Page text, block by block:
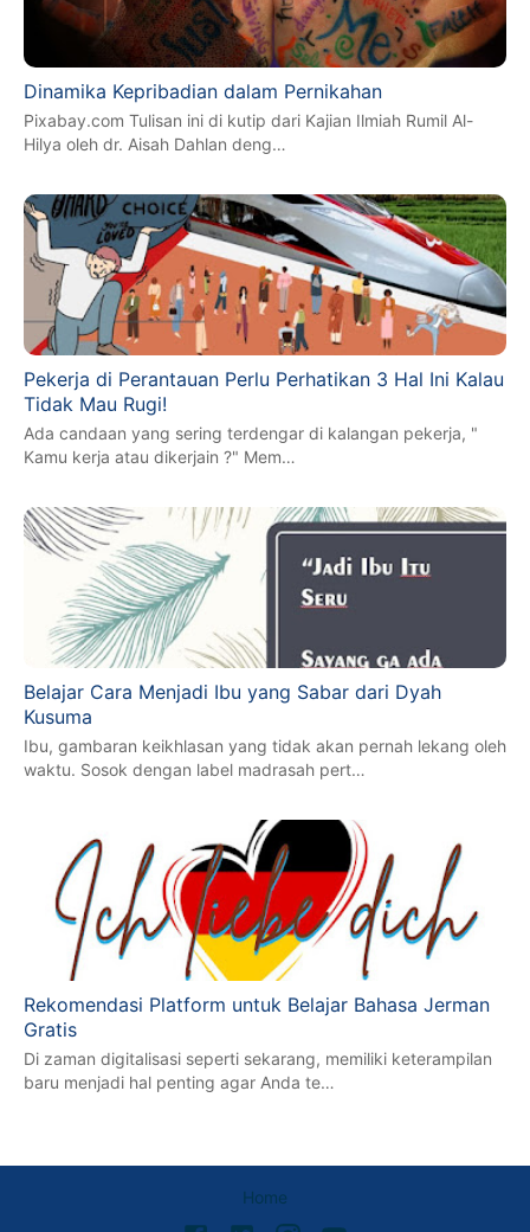
Dinamika Kepribadian dalam Pernikahan
Pixabay.com Tulisan ini di kutip dari Kajian Ilmiah Rumil Al-
Hilya oleh dr. Aisah Dahlan deng…
Pekerja di Perantauan Perlu Perhatikan 3 Hal Ini Kalau
Tidak Mau Rugi!
Ada candaan yang sering terdengar di kalangan pekerja, "
Kamu kerja atau dikerjain ?" Mem…
Belajar Cara Menjadi Ibu yang Sabar dari Dyah
Kusuma
Ibu, gambaran keikhlasan yang tidak akan pernah lekang oleh
waktu. Sosok dengan label madrasah pert…
Rekomendasi Platform untuk Belajar Bahasa Jerman
Gratis
Di zaman digitalisasi seperti sekarang, memiliki keterampilan
baru menjadi hal penting agar Anda te…
Home